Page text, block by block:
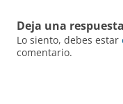
Deja una respuesta
Lo siento, debes estar
comentario.